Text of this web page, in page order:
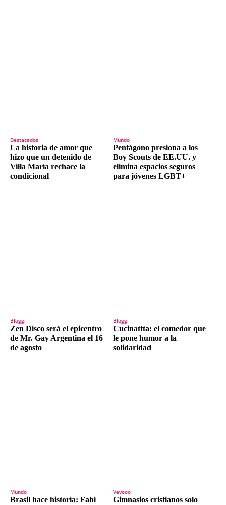
Destacados
La historia de amor que
hizo que un detenido de
Villa María rechace la
condicional
Mundo
Pentágono presiona a los
Boy Scouts de EE.UU. y
elimina espacios seguros
para jóvenes LGBT+
Bloggi
Zen Disco será el epicentro
de Mr. Gay Argentina el 16
de agosto
Bloggi
Cucinattta: el comedor que
le pone humor a la
solidaridad
Mundo
Brasil hace historia: Fabi
Vevooo
Gimnasios cristianos solo